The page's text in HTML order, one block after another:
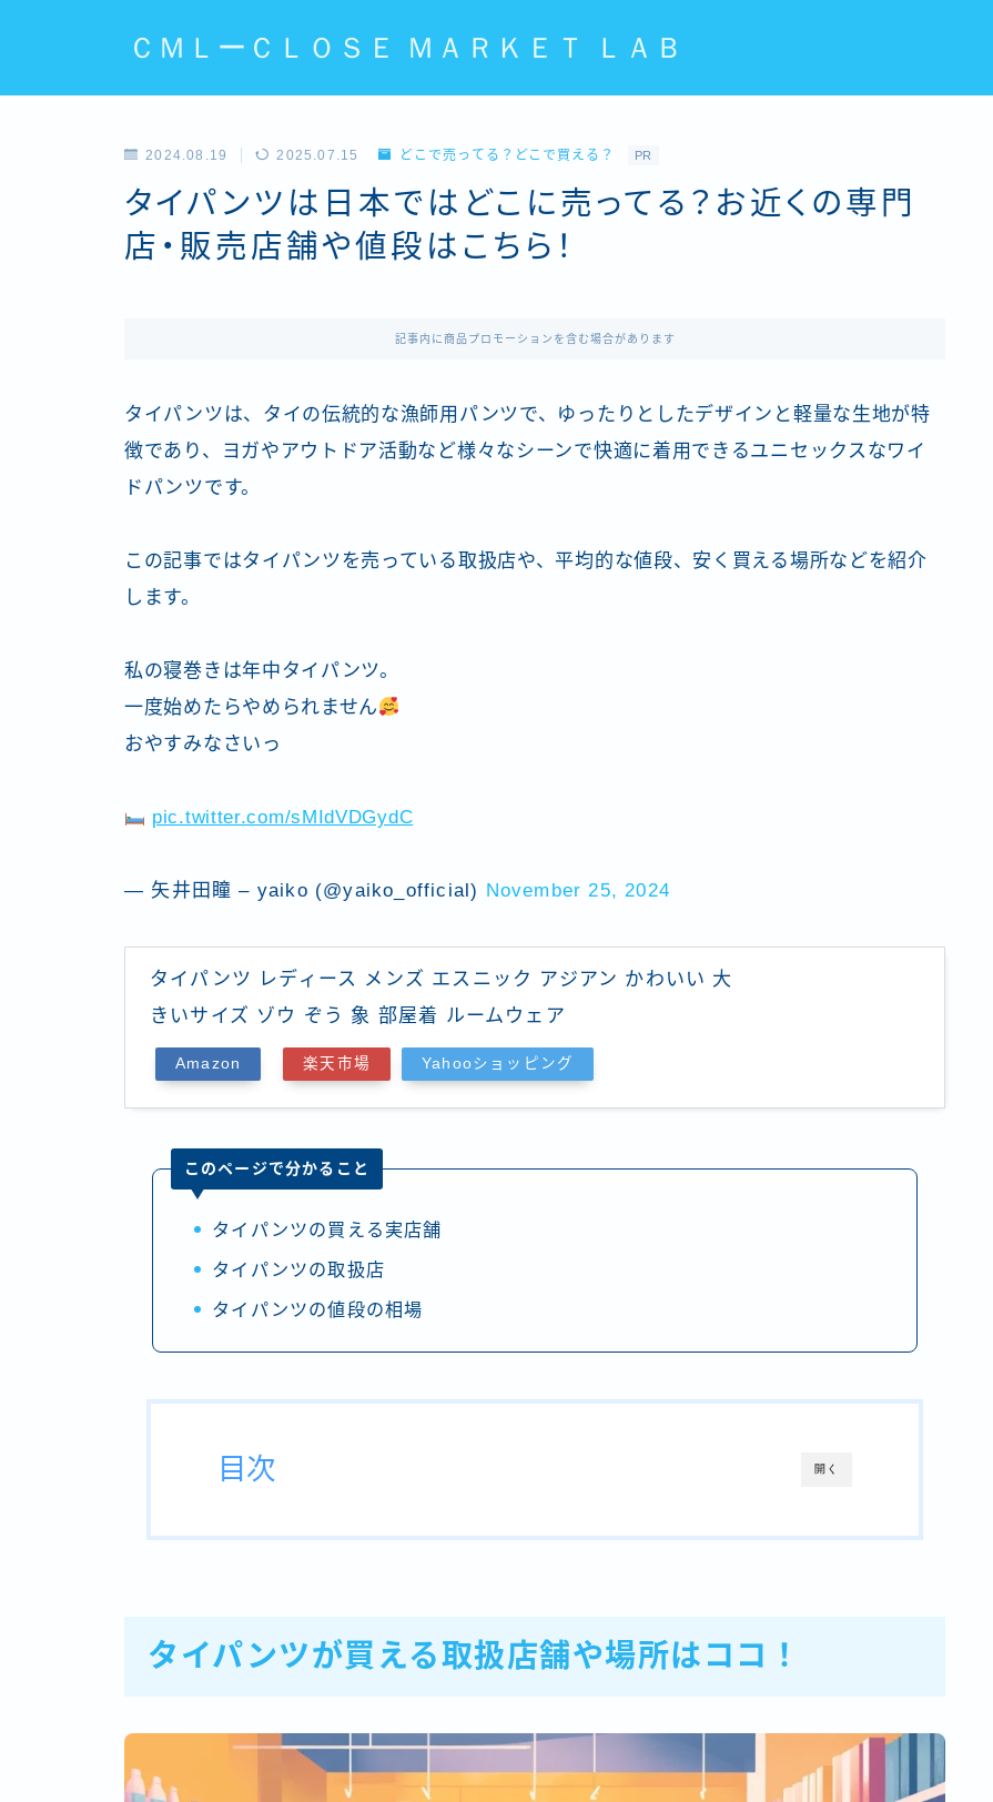
ＣＭＬーＣＬＯＳＥ ＭＡＲＫＥＴ ＬＡＢ
2024.08.19 2025.07.15 どこで売ってる？どこで買える？ PR
タイパンツは日本ではどこに売ってる？お近くの専門
店・販売店舗や値段はこちら！
記事内に商品プロモーションを含む場合があります
タイパンツは、タイの伝統的な漁師用パンツで、ゆったりとしたデザインと軽量な生地が特
徴であり、ヨガやアウトドア活動など様々なシーンで快適に着用できるユニセックスなワイ
ドパンツです。
この記事ではタイパンツを売っている取扱店や、平均的な値段、安く買える場所などを紹介
します。
私の寝巻きは年中タイパンツ。
一度始めたらやめられません
おやすみなさいっ
pic.twitter.com/sMIdVDGydC
— 矢井田瞳 – yaiko (@yaiko_official) November 25, 2024
タイパンツ レディース メンズ エスニック アジアン かわいい 大
きいサイズ ゾウ ぞう 象 部屋着 ルームウェア
Amazon 楽天市場 Yahooショッピング
このページで分かること
タイパンツの買える実店舗
タイパンツの取扱店
タイパンツの値段の相場
開く
目次
タイパンツが買える取扱店舗や場所はココ！